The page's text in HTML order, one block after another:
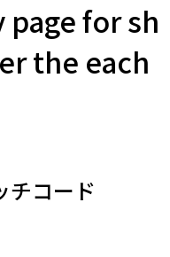
page for sh
the each
チコード